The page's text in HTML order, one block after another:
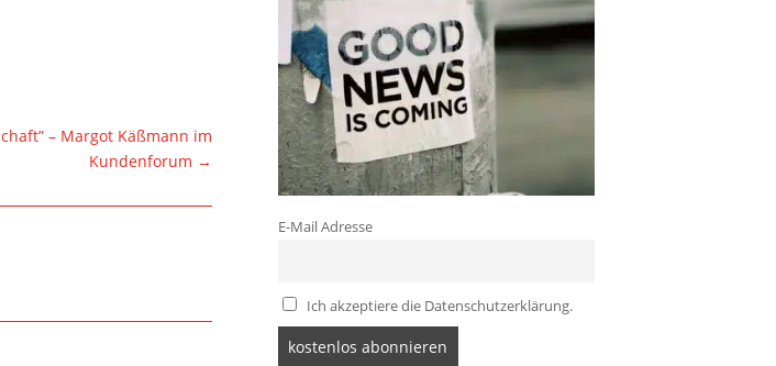
– Margot Käßmann im
Kundenforum →
E-Mail Adresse
Ich akzeptiere die Datenschutzerklärung.